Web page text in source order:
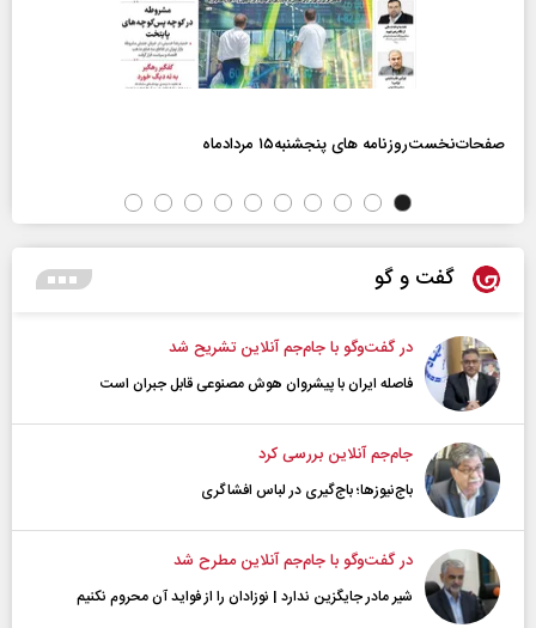
صفحات‌نخست‌روزنامه ها‌ی پنجشنبه‌۱۵ مردادماه
گفت و گو
در گفت‌و‌گو با جام‌جم آنلاین تشریح شد
فاصله ایران با پیشرو‌ان هوش مصنوعی قابل جبران است
جام‌جم آنلاین بررسی کرد
باج‌نیوزها؛ باج‌گیری در لباس افشاگری
در گفت‌و‌گو با جام‌جم آنلاین مطرح شد
شیر مادر جایگزین ندارد | نوزادان را از فواید آن محروم نکنیم